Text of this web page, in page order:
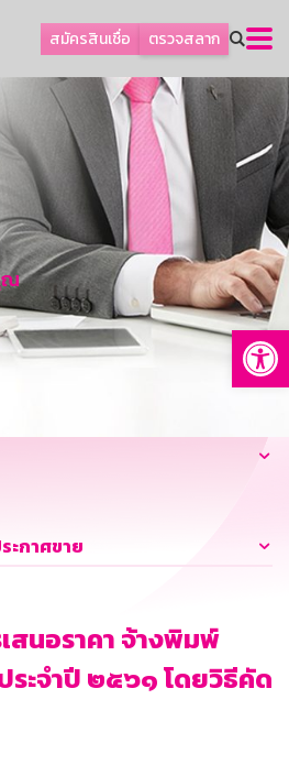
สมัครสินเชื่อ ตรวจสลาก
ย
ณ
ะกาศขาย
สนอราคา จ้างพิมพ์
ะจำปี ๒๕๖๑ โดยวิธีคัด